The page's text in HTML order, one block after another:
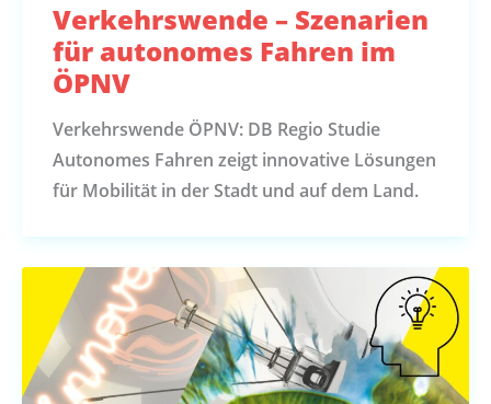
Verkehrswende – Szenarien
für autonomes Fahren im
ÖPNV
Verkehrswende ÖPNV: DB Regio Studie
Autonomes Fahren zeigt innovative Lösungen
für Mobilität in der Stadt und auf dem Land.